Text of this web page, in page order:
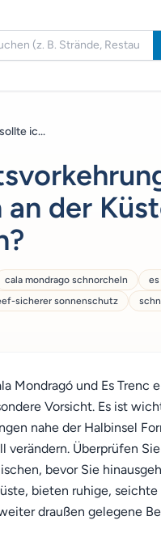
ic...
der
cala mondrago schnorcheln
sicherer sonnenschutz
Mondragó und Es Trenc
Vorsicht. Es ist
nahe der Halbinsel
verändern. Überprüfen
bevor Sie
bieten ruhige,
draußen gelegene